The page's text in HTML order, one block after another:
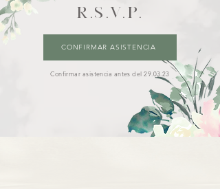
R.S.V.P.
Confirmar asistencia antes del 29.03.23
CONFIRMAR ASISTENCIA